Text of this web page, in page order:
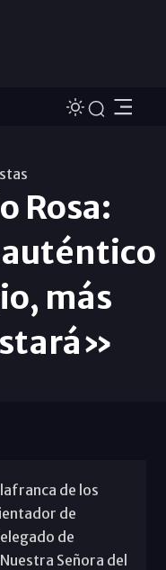
Rosa:
más
de los
de
de
Señora del